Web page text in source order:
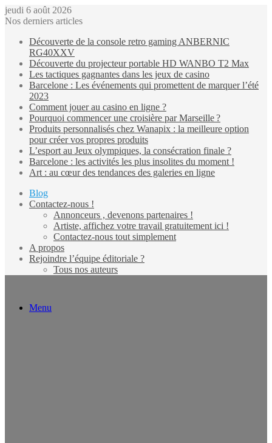
jeudi 6 août 2026
Nos derniers articles
Découverte de la console retro gaming ANBERNIC
RG40XXV
Découverte du projecteur portable HD WANBO T2 Max
Les tactiques gagnantes dans les jeux de casino
Barcelone : Les événements qui promettent de marquer l’été
2023
Comment jouer au casino en ligne ?
Pourquoi commencer une croisière par Marseille ?
Produits personnalisés chez Wanapix : la meilleure option
pour créer vos propres produits
L’esport au Jeux olympiques, la consécration finale ?
Barcelone : les activités les plus insolites du moment !
Art : au cœur des tendances des galeries en ligne
Blog
Contactez-nous !
Annonceurs , devenons partenaires !
Artiste, affichez votre travail gratuitement ici !
Contactez-nous tout simplement
A propos
Rejoindre l’équipe éditoriale ?
Tous nos auteurs
Menu